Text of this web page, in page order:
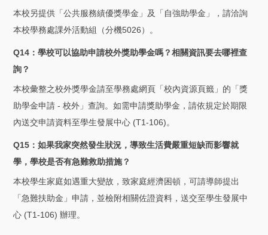
本校另提供「公共服務績優獎學金」及「自強助學金」，請洽詢
本校學務處課外活動組（分機5026）。
Q14：學校可以協助申請校外獎助學金嗎？相關資訊要去哪裡查
詢？
本校彙整之校外獎學金請至學務處網頁「校內資源頁籤」的「獎
助學金申請 - 校外」查詢。如需申請獎助學金，請依規定於期限
內送交申請資料至學生發展中心 (T1-106)。
Q15：如果我家突然發生狀況，導致生活費嚴重短缺而影響就
學，學校是否有急難救助措施？
本校學生家庭如遇重大變故，致家庭經濟困頓，可請導師提出
「急難扶助金」申請，並檢附相關佐證資料，送交至學生發展中
心 (T1-106) 辦理。